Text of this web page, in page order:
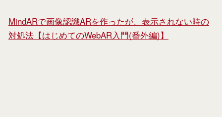
MindARで画像認識ARを作ったが、表示されない時の
対処法【はじめてのWebAR入門(番外編)】